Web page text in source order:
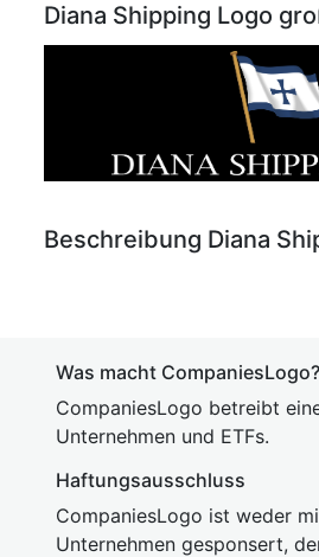
Diana Shipping Logo
Beschreibung Diana
Was macht CompaniesLogo?
CompaniesLogo betreibt
Unternehmen und ETFs.
Haftungsausschluss
CompaniesLogo ist weder
Unternehmen gesponsert,